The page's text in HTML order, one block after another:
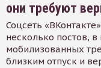
они требуют
Соцсеть
несколько постов,
мобилизованных
близким отпуск и